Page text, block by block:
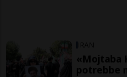
IRAN
«Mojtaba
potrebbe